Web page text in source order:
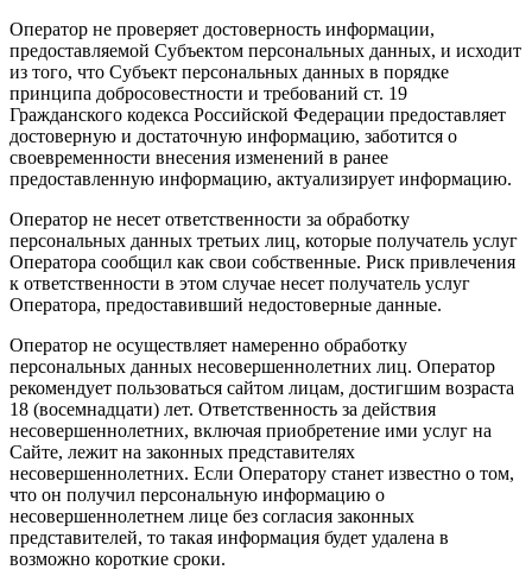
Оператор не проверяет достоверность информации,
предоставляемой Субъектом персональных данных, и исходит
из того, что Субъект персональных данных в порядке
принципа добросовестности и требований ст. 19
Гражданского кодекса Российской Федерации предоставляет
достоверную и достаточную информацию, заботится о
своевременности внесения изменений в ранее
предоставленную информацию, актуализирует информацию.
Оператор не несет ответственности за обработку
персональных данных третьих лиц, которые получатель услуг
Оператора сообщил как свои собственные. Риск привлечения
к ответственности в этом случае несет получатель услуг
Оператора, предоставивший недостоверные данные.
Оператор не осуществляет намеренно обработку
персональных данных несовершеннолетних лиц. Оператор
рекомендует пользоваться сайтом лицам, достигшим возраста
18 (восемнадцати) лет. Ответственность за действия
несовершеннолетних, включая приобретение ими услуг на
Сайте, лежит на законных представителях
несовершеннолетних. Если Оператору станет известно о том,
что он получил персональную информацию о
несовершеннолетнем лице без согласия законных
представителей, то такая информация будет удалена в
возможно короткие сроки.